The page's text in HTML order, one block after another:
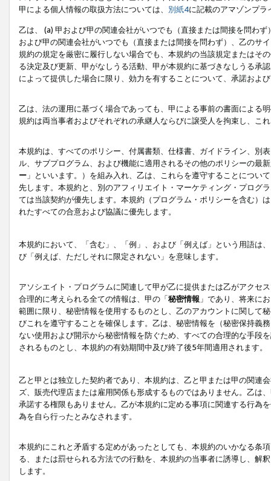
甲による個人情報の取扱方法については、 別紙4に記載のアマゾンプ
乙は、 (a) 甲および甲の関連会社がいつでも（直接または間接を問わ
および甲の関連会社がいつでも（直接または間接を問わず）、乙のサ
規約の規定を厳密に履行しない場合でも、本規約の当該規定またはそ
る決定及び更新、甲がなしうる活動、甲が本規約に基づきなしうる承
によって提供した場合に限り、効力を有することについて、承諾およ
乙は、法の運用に基づく場合であっても、甲による事前の書面による
規約は両当事者およびそれぞれの承継人ならびに譲受人を拘束し、こ
本規約は、すべてのポリシー、付属書類、仕様書、ガイドライン、別
ル、サブプログラム、および機能に適用されるその他のポリシーの最
ー 」といいます。）を組み入れ、乙は、これらを遵守することにつ
先します。本規約と、別のアフィリエイト・マーケティング・プログ
ては当該契約が優先します。本規約（プログラム・ポリシーを含む）
れたすべての合意および協議に優先します。
本規約において、「含む」、「例」、および「例えば」という用語は
び「例えば、ただしそれに限定されない」を意味します。
アソシエイト・プログラムに関連して甲が乙に提供または乙がアクセ
合理的に考えられる全ての情報は、甲の「秘密情報 」であり、将来に
範囲に限り、秘密情報を使用するものとし、乙のアカウントに関して
びこれを遵守することを確保します。乙は、秘密情報を（秘密保持義
ない使用および開示から秘密情報を防ぐため、すべての合理的な手段
されるものとし、本規約の有効期間中及び終了後5年間適用されます。
乙と甲とは独立した契約者であり、本規約は、乙と甲または甲の関連
ズ、販売代理店または雇用関係も形成するものではありません。乙は
承諾する権限もありません。乙が本規約に定める事項に関連する行為
為を自ら行ったとみなされます。
本規約にこれと矛盾する定めがあったとしても、本規約のいかなる条
る、または罰せられる方法での行動を、本規約の当事者に誘導し、解
します。